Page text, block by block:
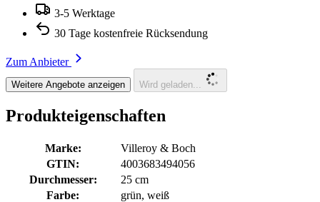
3-5 Werktage
30 Tage kostenfreie Rücksendung
Zum Anbieter
Weitere Angebote anzeigen Wird geladen...
Produkteigenschaften
Marke:
Villeroy & Boch
GTIN:
4003683494056
Durchmesser:
25 cm
Farbe:
grün, weiß